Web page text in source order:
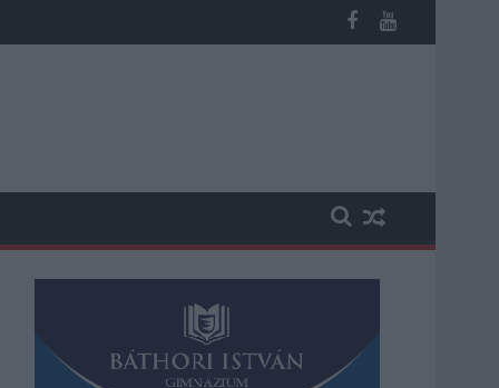
vesztegetés miatt 3 év letöltendőt kaphat és ez csak az